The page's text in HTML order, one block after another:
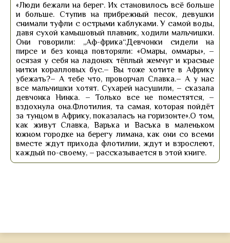
«Люди бежали на берег. Их становилось всё больше
и больше. Ступив на прибрежный песок, девушки
снимали туфли с острыми каблуками. У самой воды,
давя сухой камышовый плавник, ходили мальчишки.
Они говорили: „Аф-фрика“.Девчонки сидели на
пирсе и без конца повторяли: «Омары, оммары», –
осязая у себя на ладонях тёплый жемчуг и красные
нитки коралловых бус.– Вы тоже хотите в Африку
убежать?– А тебе что, проворчал Славка.– А у нас
все мальчишки хотят. Сухарей насушили, – сказала
девчонка Нинка. – Только все не поместятся, –
вздохнула она.Флотилия, та самая, которая пойдёт
за тунцом в Африку, показалась на горизонте».О том,
как живут Славка, Варька и Васька в маленьком
южном городке на берегу лимана, как они со всеми
вместе ждут прихода флотилии, ждут и взрослеют,
каждый по-своему, – рассказывается в этой книге.